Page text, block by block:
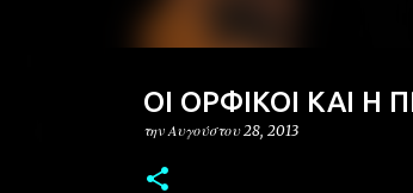
ΟΙ ΟΡΦΙΚΟΙ ΚΑΙ Η
τηνΑυγούστου 28, 2013